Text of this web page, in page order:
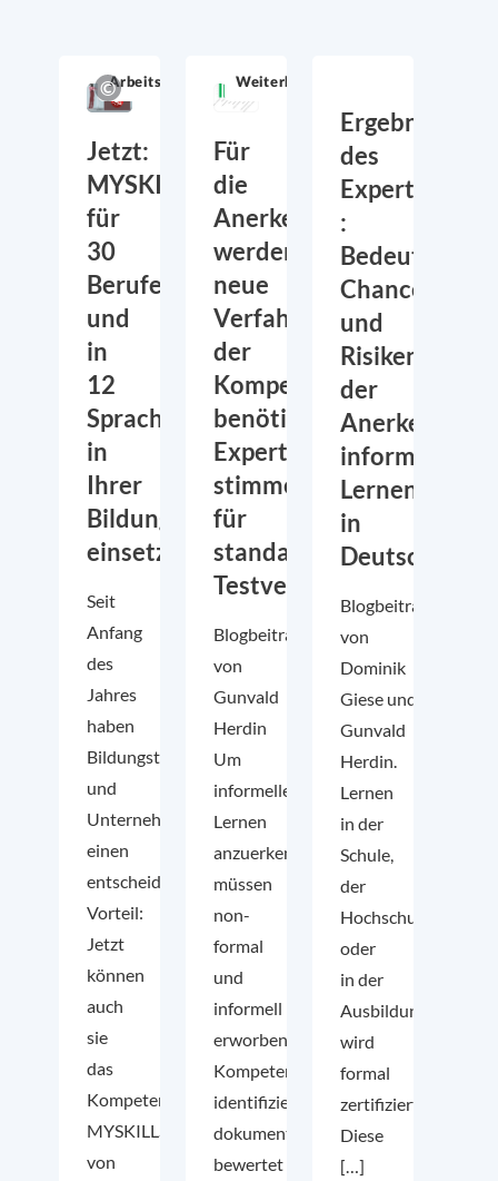
Arbeitsmarkt
Jetzt:
MYSKILLS
für
30
Berufe
und
in
12
Sprachen
in
Ihrer
Bildungseinrichtung
einsetzen
Seit
Anfang
des
Jahres
haben
Bildungsträger
und
Unternehmen
einen
entscheidenden
Vorteil:
Jetzt
können
auch
sie
das
Kompetenzfeststellungsverfahren
MYSKILLS
von
Weiterbildung
Für
die
Anerkennung
werden
neue
Verfahren
der
Kompetenzfeststellung
benötigt:
Experten
stimmen
für
standardisierte
Testverfahren
Blogbeitrag
von
Gunvald
Herdin
Um
informelles
Lernen
anzuerkennen,
müssen
non-
formal
und
informell
erworbene
Kompetenzen
identifiziert,
dokumentiert,
bewertet
Ergebnisse
des
:
Bedeutung,
Chancen
und
Risiken
der
Anerkennung
informellen
Lernens
in
Deutschland
Blogbeitrag
von
Dominik
Giese und
Gunvald
Herdin.
Lernen
in der
Schule,
der
Hochschule
oder
in der
Ausbildung
wird
formal
zertifiziert.
Diese
[…]